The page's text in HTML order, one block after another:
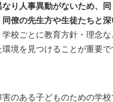
り人事異動がないため、
同僚の先生方や生徒たちと
学校ごとに教育方針・理念
境を見つけることが重要で
のある子どものための学